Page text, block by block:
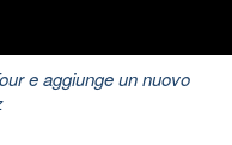
e aggiunge un nuovo